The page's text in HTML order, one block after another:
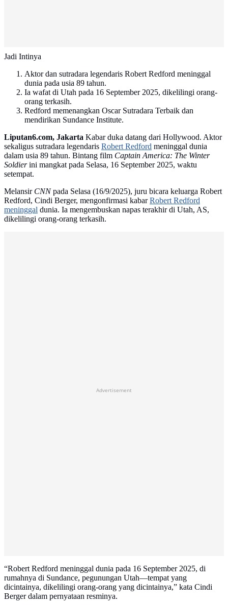
Jadi Intinya
Aktor dan sutradara legendaris Robert Redford meninggal
dunia pada usia 89 tahun.
Ia wafat di Utah pada 16 September 2025, dikelilingi orang-
orang terkasih.
Redford memenangkan Oscar Sutradara Terbaik dan
mendirikan Sundance Institute.
Liputan6.com, Jakarta Kabar duka datang dari Hollywood. Aktor
sekaligus sutradara legendaris Robert Redford meninggal dunia
dalam usia 89 tahun. Bintang film Captain America: The Winter
Soldierini mangkat pada Selasa, 16 September 2025, waktu
setempat.
Melansir CNNpada Selasa (16/9/2025), juru bicara keluarga Robert
Redford, Cindi Berger, mengonfirmasi kabarRobert Redford
meninggal dunia. Ia mengembuskan napas terakhir di Utah, AS,
dikelilingi orang-orang terkasih.
Advertisement
“Robert Redford meninggal dunia pada 16 September 2025, di
rumahnya di Sundance, pegunungan Utah—tempat yang
dicintainya, dikelilingi orang-orang yang dicintainya,” kata Cindi
Berger dalam pernyataan resminya.